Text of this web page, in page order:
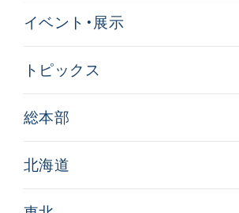
イベント・展示
トピックス
総本部
北海道